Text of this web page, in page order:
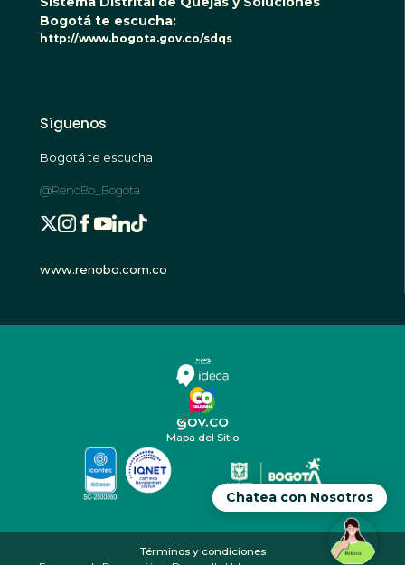
Chatea con Nosotros
Bogotá te escucha:
http://www.bogota.gov.co/sdqs
Síguenos
Bogotá te escucha
@RenoBo_Bogota
www.renobo.com.co
Mapa del Sitio
Términos y condiciones